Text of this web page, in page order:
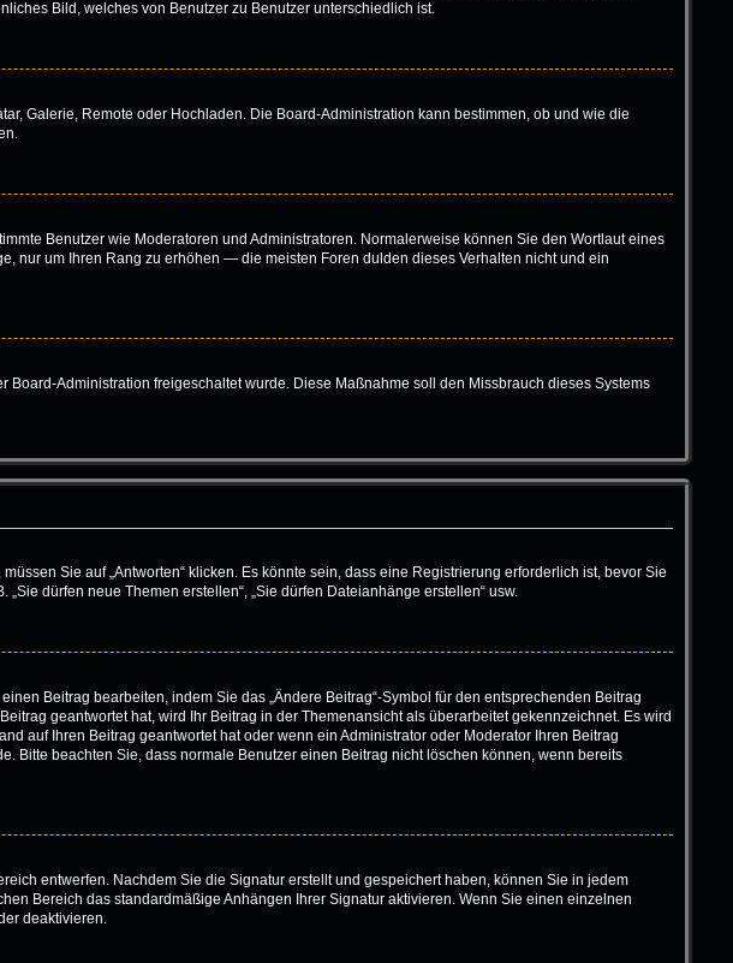
Bild, welches von Benutzer zu Benutzer unterschiedlich ist.
Galerie, Remote oder Hochladen. Die Board-Administration kann bestimmen, ob und wie die
Benutzer wie Moderatoren und Administratoren. Normalerweise können Sie den Wortlaut eines
nur um Ihren Rang zu erhöhen — die meisten Foren dulden dieses Verhalten nicht und ein
Administration freigeschaltet wurde. Diese Maßnahme soll den Missbrauch dieses Systems
Sie auf „Antworten“ klicken. Es könnte sein, dass eine Registrierung erforderlich ist, bevor Sie
dürfen neue Themen erstellen“, „Sie dürfen Dateianhänge erstellen“ usw.
Beitrag bearbeiten, indem Sie das „Ändere Beitrag“-Symbol für den entsprechenden Beitrag
geantwortet hat, wird Ihr Beitrag in der Themenansicht als überarbeitet gekennzeichnet. Es wird
auf Ihren Beitrag geantwortet hat oder wenn ein Administrator oder Moderator Ihren Beitrag
Bitte beachten Sie, dass normale Benutzer einen Beitrag nicht löschen können, wenn bereits
entwerfen. Nachdem Sie die Signatur erstellt und gespeichert haben, können Sie in jedem
Bereich das standardmäßige Anhängen Ihrer Signatur aktivieren. Wenn Sie einen einzelnen
deaktivieren.